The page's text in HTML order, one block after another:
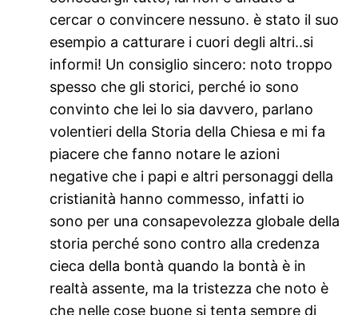
cercar o convincere nessuno. è stato il suo
esempio a catturare i cuori degli altri..si
informi! Un consiglio sincero: noto troppo
spesso che gli storici, perché io sono
convinto che lei lo sia davvero, parlano
volentieri della Storia della Chiesa e mi fa
piacere che fanno notare le azioni
negative che i papi e altri personaggi della
cristianità hanno commesso, infatti io
sono per una consapevolezza globale della
storia perché sono contro alla credenza
cieca della bontà quando la bontà è in
realtà assente, ma la tristezza che noto è
che nelle cose buone si tenta sempre di